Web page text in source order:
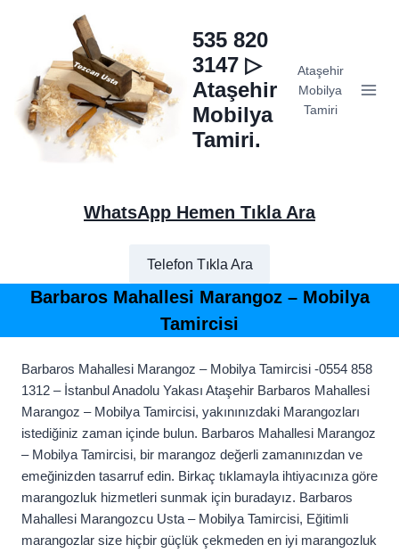
535 820
3147 ▷
Ataşehir
Mobilya
Tamiri.
Ataşehir
Mobilya
Tamiri
WhatsApp Hemen Tıkla Ara
Telefon Tıkla Ara
Barbaros Mahallesi Marangoz – Mobilya
Tamircisi
Barbaros Mahallesi Marangoz – Mobilya Tamircisi -0554 858
1312 – İstanbul Anadolu Yakası Ataşehir Barbaros Mahallesi
Marangoz – Mobilya Tamircisi, yakınınızdaki Marangozları
istediğiniz zaman içinde bulun. Barbaros Mahallesi Marangoz
– Mobilya Tamircisi, bir marangoz değerli zamanınızdan ve
emeğinizden tasarruf edin. Birkaç tıklamayla ihtiyacınıza göre
marangozluk hizmetleri sunmak için buradayız. Barbaros
Mahallesi Marangozcu Usta – Mobilya Tamircisi, Eğitimli
marangozlar size hiçbir güçlük çekmeden en iyi marangozluk